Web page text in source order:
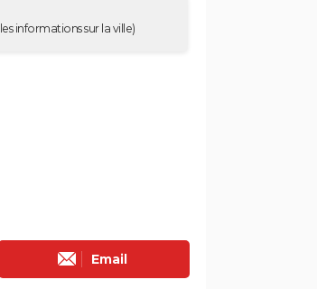
informations sur la ville)
Email